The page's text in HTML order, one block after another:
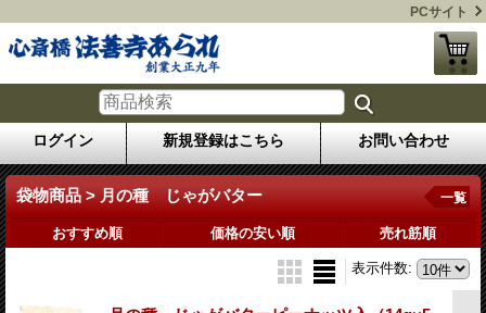
PCサイト
ログイン 新規登録はこちら お問い合わせ
袋物商品 > 月の種 じゃがバター 一覧
おすすめ順 価格の安い順 売れ筋順
表示件数: